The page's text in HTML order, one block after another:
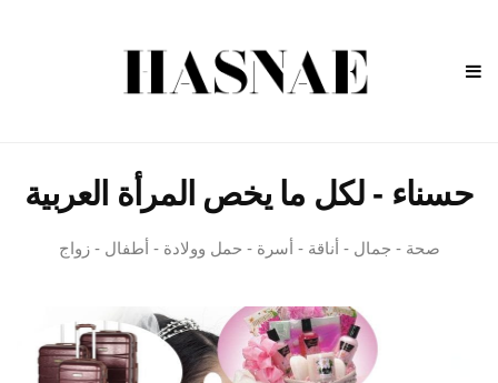
حسناء - لكل ما يخص المرأة العربية
صحة - جمال - أناقة - أسرة - حمل وولادة - أطفال - زواج